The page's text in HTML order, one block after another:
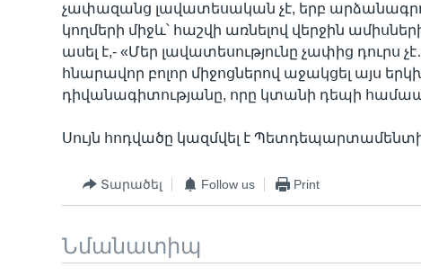
չափազանց լավատեսական չէ, երբ
կողմերի միջև՝ հաշվի առնելով վերջին
ասել է,- «Մեր լավատեսությունը չափից դուրս
հնարավոր բոլոր միջոցներով աջակցել այս
դիվանագիտությանը, որը կտանի դեպի
Սույն հոդվածը կազմվել է
Տարածել Follow us Print
Նմանատիպ